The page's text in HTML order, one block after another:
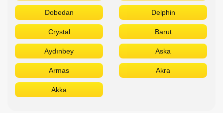
Dobedan Delphin
Crystal Barut
Aydınbey Aska
Armas Akra
Akka